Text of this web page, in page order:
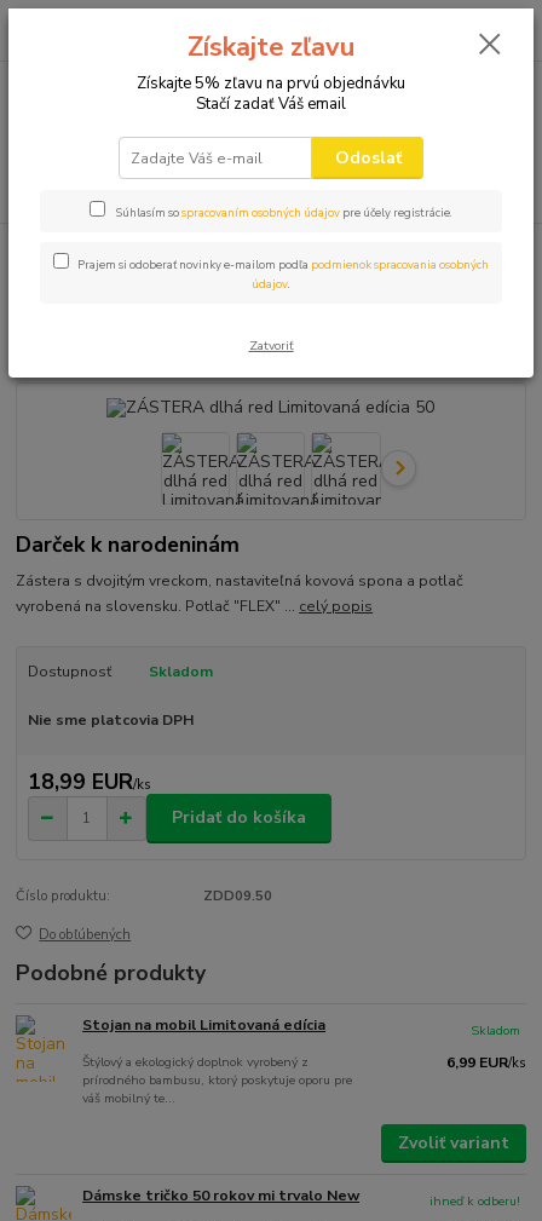
0,00 EUR
ZÁSTERA dlhá red Limitovaná
Darček k narodeninám
Zástera s dvojitým vreckom, nastaviteľná kovová spona a potlač
vyrobená na slovensku. Potlač "FLEX" ... celý popis
Dostupnosť Skladom
Nie sme platcovia DPH
18,99 EUR/ks
Pridať do košíka
Číslo produktu: ZDD09.50
Do obľúbených
Podobné produkty
Stojan na mobil Limitovaná edícia
Štýlový a ekologický doplnok vyrobený z
prírodného bambusu, ktorý poskytuje oporu pre
váš mobilný te...
6,99 EUR/ks
Skladom
Zvoliť variant
Dámske tričko 50 rokov mi trvalo New ihneď k odberu!
Získajte zľavu
Získajte 5% zľavu na prvú objednávku
Stačí zadať Váš email
Odoslať
Súhlasím sospracovaním osobných údajov pre účely registrácie.
Prajem si odoberať novinky e-mailom podľa podmienok spracovania osobných
údajov.
Zatvoriť